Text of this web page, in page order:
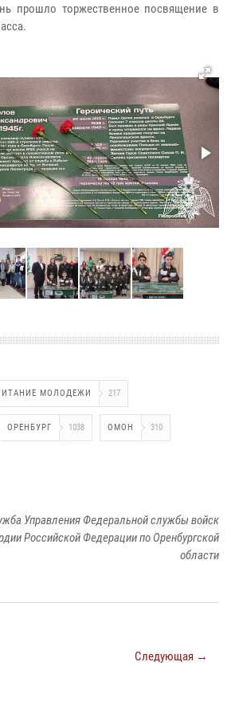
прошло торжественное посвящение в
МОЛОДЕЖИ 217
ОРЕНБУРГ 1038 ОМОН 310
Управления Федеральной службы войск
Российской Федерации по Оренбургской
области
Следующая →